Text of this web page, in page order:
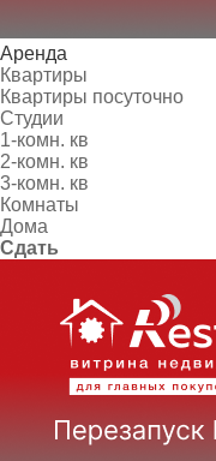
Аренда
Квартиры
Квартиры посуточно
Студии
1-комн. кв
2-комн. кв
3-комн. кв
Комнаты
Дома
Сдать